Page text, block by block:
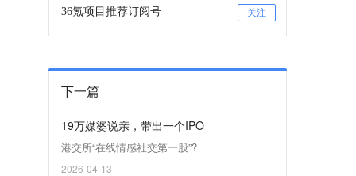
36氪项目推荐订阅号 关注
下一篇
19万媒婆说亲，带出一个IPO
港交所“在线情感社交第一股”?
2026-04-13